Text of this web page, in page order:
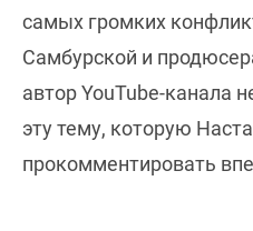
самых громких
Самбурской и
автор YouTube-канала
эту тему, которую
прокомментировать